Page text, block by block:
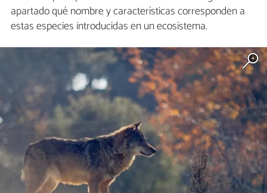
apartado qué nombre y características corresponden a
estas especies introducidas en un ecosistema.